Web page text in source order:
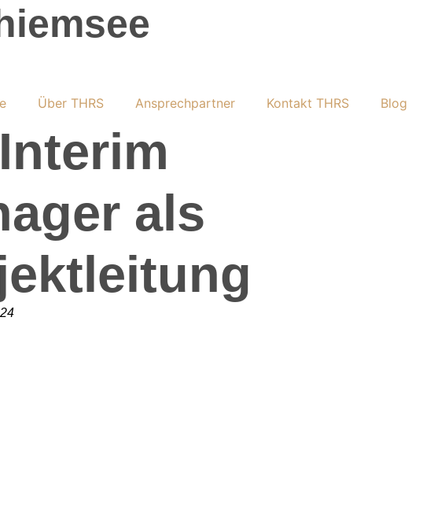
Über THRS Ansprechpartner Kontakt THRS Blog
als